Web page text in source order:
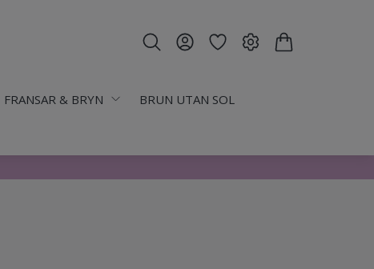
FRANSAR & BRYN
BRUN UTAN SOL